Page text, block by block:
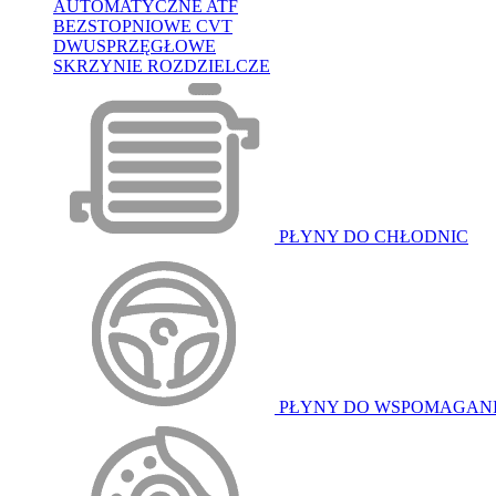
AUTOMATYCZNE ATF
BEZSTOPNIOWE CVT
DWUSPRZĘGŁOWE
SKRZYNIE ROZDZIELCZE
PŁYNY DO CHŁODNIC
PŁYNY DO